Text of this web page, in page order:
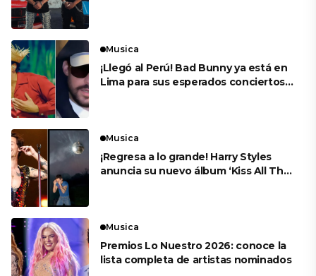
Musica
¡Llegó al Perú! Bad Bunny ya está en
Lima para sus esperados conciertos
Musica
¡Regresa a lo grande! Harry Styles
anuncia su nuevo álbum ‘Kiss All The
Musica
Premios Lo Nuestro 2026: conoce la
lista completa de artistas nominados